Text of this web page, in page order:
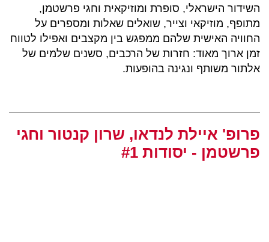
השידור הישראלי, סופרת ומוזיקאית וחגי פרשטמן,
מתופף, מוזיקאי וצייר, שואלים שאלות ומספרים על
החוויה האישית שלהם ממפגש בין מקצבים ואפילו לטווח
זמן ארוך מאוד: חזרות של הרכבים, סשנים שלמים של
אלתור משותף ונגינה בהופעות.
פרופ' איילת לנדאו, שרון קנטור וחגי
פרשטמן - יסודות #1